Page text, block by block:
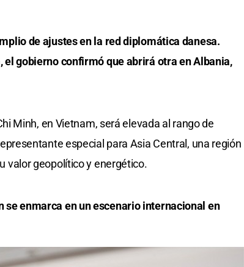
de ajustes en la red diplomática danesa.
gobierno confirmó que abrirá otra en Albania,
Minh, en Vietnam, será elevada al rango de
especial para Asia Central, una región
valor geopolítico y energético.
enmarca en un escenario internacional en